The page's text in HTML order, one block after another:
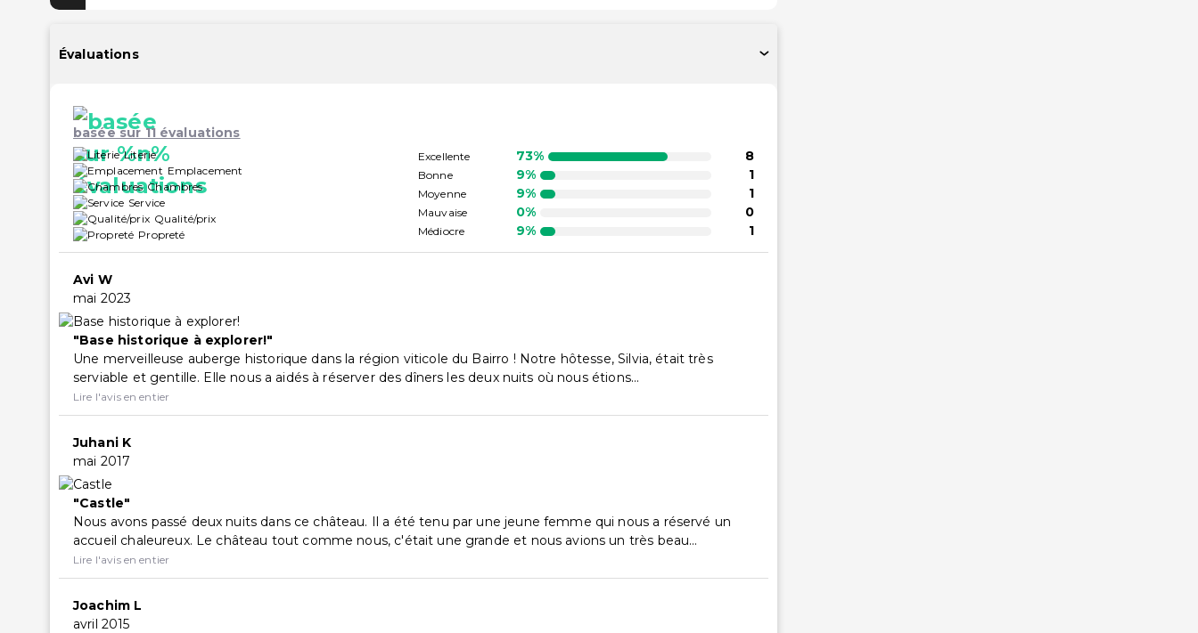
Spa à service complet
Piscine extérieure saisonnière
Évaluations
basée sur 11 évaluations
Literie
Emplacement
Chambres
Service
Qualité/prix
Propreté
Excellente 73% 8
Bonne 9% 1
Moyenne 9% 1
Mauvaise 0% 0
Médiocre 9% 1
Avi W
mai 2023
Base historique à explorer!
Une merveilleuse auberge historique dans la région viticole du Bairro ! Notre hôtesse, Silvia, était très
serviable et gentille. Elle nous a aidés à réserver des dîners les deux nuits où nous étions...
Lire l'avis en entier
Juhani K
mai 2017
Castle
Nous avons passé deux nuits dans ce château. Il a été tenu par une jeune femme qui nous a réservé un
accueil chaleureux. Le château tout comme nous, c'était une grande et nous avions un très beau...
Lire l'avis en entier
Joachim L
avril 2015